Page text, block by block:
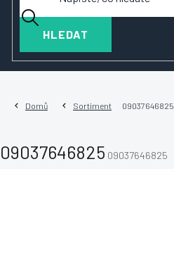
HLEDAT
Domů Sortiment 09037646825
09037646825 09037646825